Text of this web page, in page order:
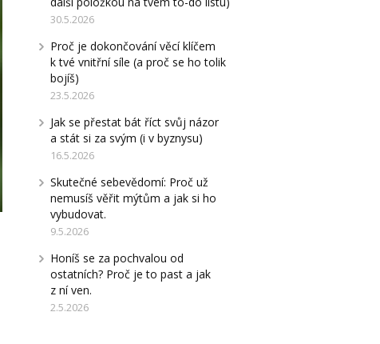
30.5.2026
Proč je dokončování věcí klíčem
k tvé vnitřní síle (a proč se ho tolik
bojíš)
23.5.2026
Jak se přestat bát říct svůj názor
a stát si za svým (i v byznysu)
16.5.2026
Skutečné sebevědomí: Proč už
nemusíš věřit mýtům a jak si ho
vybudovat.
9.5.2026
Honíš se za pochvalou od
ostatních? Proč je to past a jak
z ní ven.
2.5.2026